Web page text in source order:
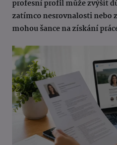
profesní profil může zvýšit
zatímco nesrovnalosti nebo
mohou šance na získání